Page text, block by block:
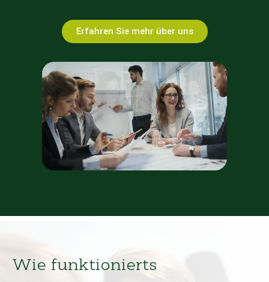
Erfahren Sie mehr über uns
Wie funktionierts